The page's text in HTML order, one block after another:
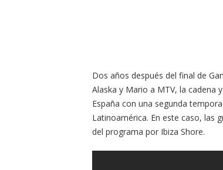
Dos años después del final de
Alaska y Mario a MTV, la
España con una segunda
Latinoamérica. En este caso, las
del programa por Ibiza Shore.